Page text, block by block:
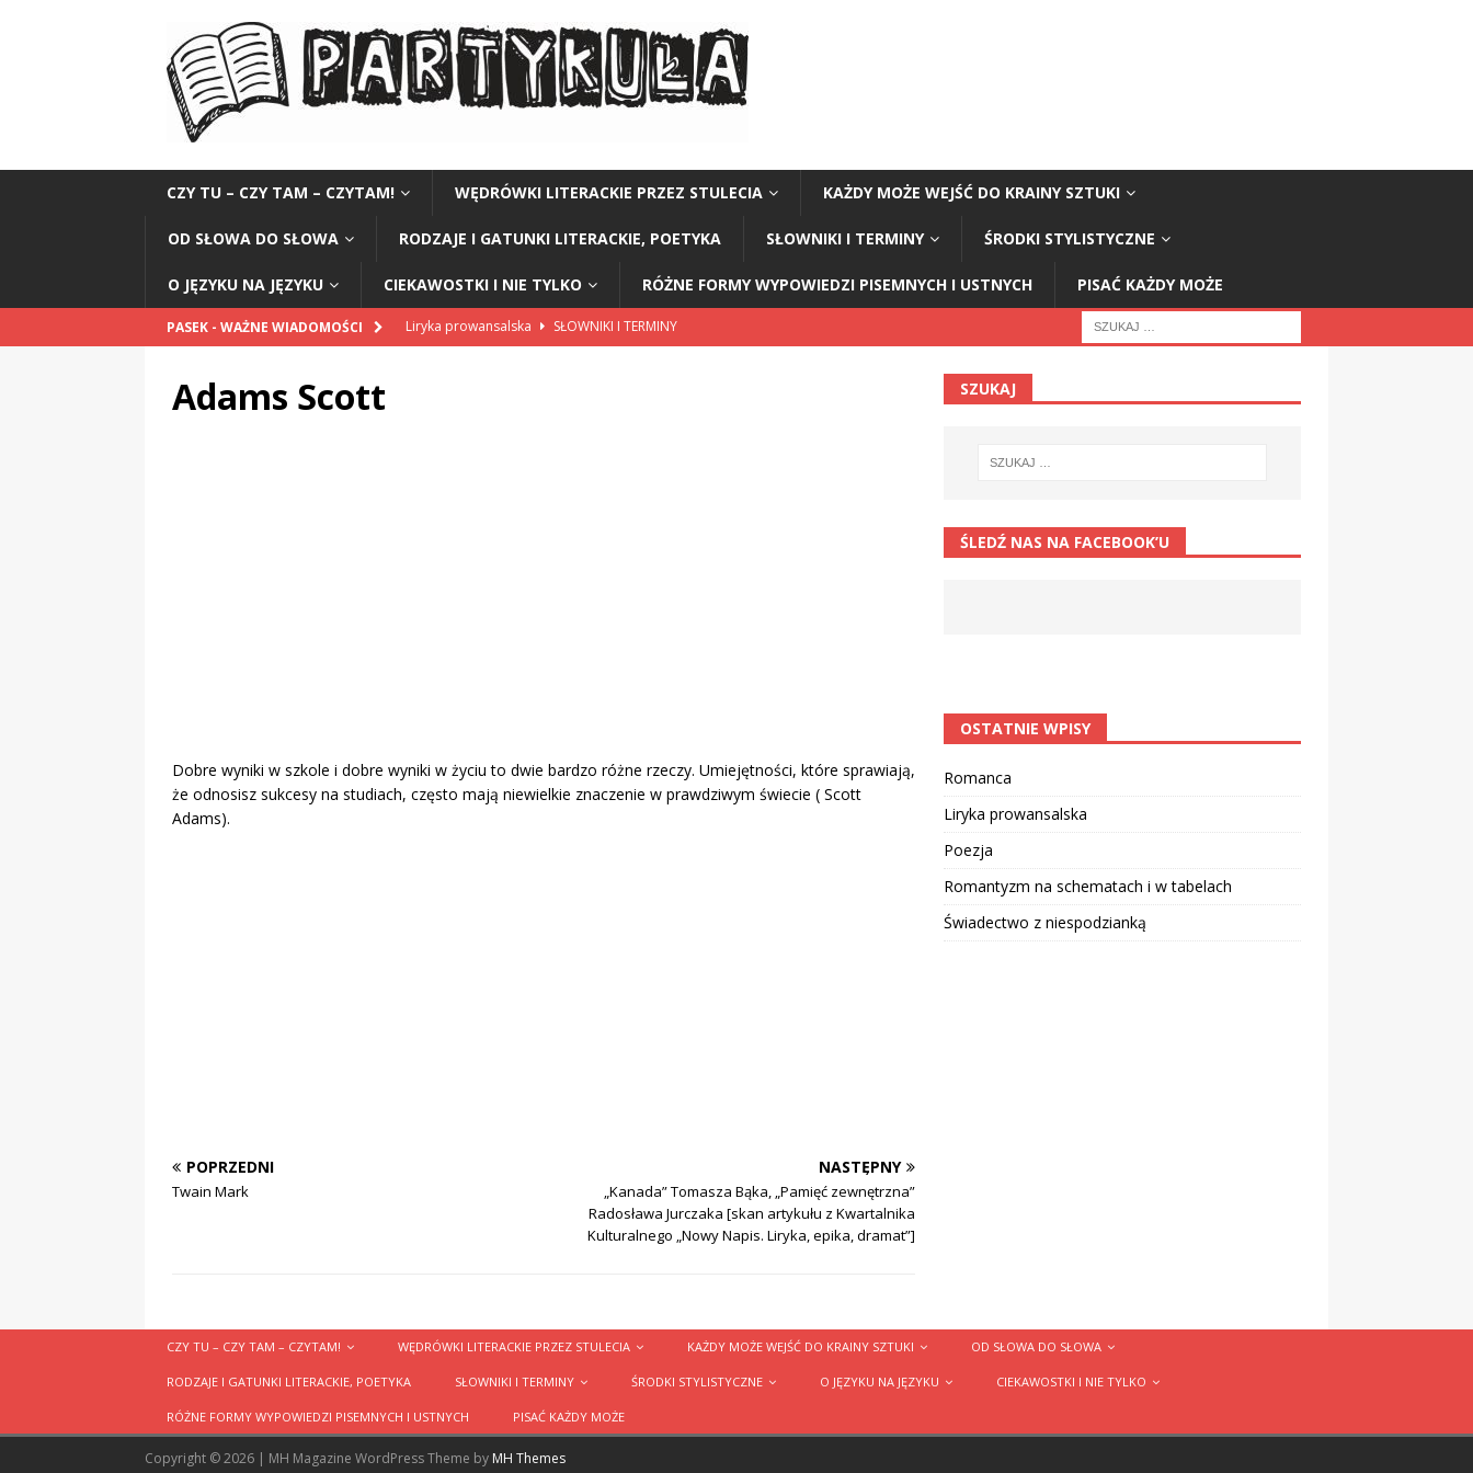
CZY TU – CZY TAM – CZYTAM! WĘDRÓWKI LITERACKIE PRZEZ STULECIA KAŻDY MOŻE WEJŚĆ DO KRAINY SZTUKI
OD SŁOWA DO SŁOWA RODZAJE I GATUNKI LITERACKIE, POETYKA SŁOWNIKI I TERMINY ŚRODKI STYLISTYCZNE
O JĘZYKU NA JĘZYKU CIEKAWOSTKI I NIE TYLKO RÓŻNE FORMY WYPOWIEDZI PISEMNYCH I USTNYCH PISAĆ KAŻDY MOŻE
PASEK - WAŻNE WIADOMOŚCI Liryka prowansalska
SŁOWNIKI I TERMINY
Adams Scott
Dobre wyniki w szkole i dobre wyniki w życiu to dwie bardzo różne rzeczy. Umiejętności, które sprawiają,
że odnosisz sukcesy na studiach, często mają niewielkie znaczenie w prawdziwym świecie ( Scott
Adams).
POPRZEDNI
Twain Mark
NASTĘPNY
„Kanada” Tomasza Bąka, „Pamięć zewnętrzna”
Radosława Jurczaka [skan artykułu z Kwartalnika
Kulturalnego „Nowy Napis. Liryka, epika, dramat”]
SZUKAJ
ŚLEDŹ NAS NA FACEBOOK’U
OSTATNIE WPISY
Romanca
Liryka prowansalska
Poezja
Romantyzm na schematach i w tabelach
Świadectwo z niespodzianką
CZY TU – CZY TAM – CZYTAM! WĘDRÓWKI LITERACKIE PRZEZ STULECIA KAŻDY MOŻE WEJŚĆ DO KRAINY SZTUKI OD SŁOWA DO SŁOWA
RODZAJE I GATUNKI LITERACKIE, POETYKA SŁOWNIKI I TERMINY ŚRODKI STYLISTYCZNE O JĘZYKU NA JĘZYKU CIEKAWOSTKI I NIE TYLKO
RÓŻNE FORMY WYPOWIEDZI PISEMNYCH I USTNYCH PISAĆ KAŻDY MOŻE
Copyright © 2026 | MH Magazine WordPress Theme by MH Themes